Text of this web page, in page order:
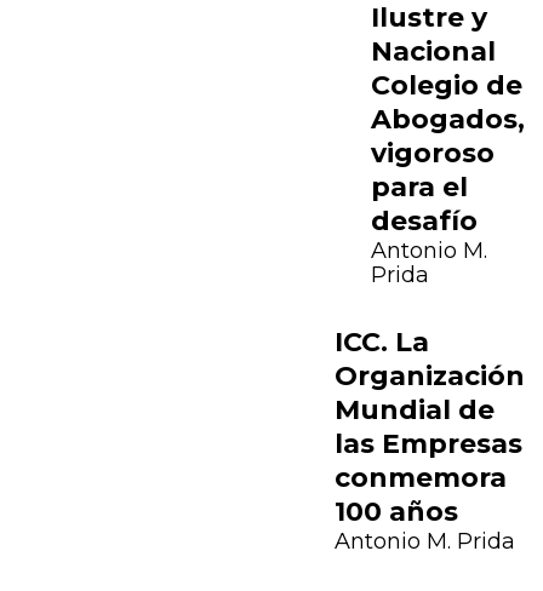
Ilustre y
Nacional
Colegio de
Abogados,
vigoroso
para el
desafío
Antonio M.
Prida
ICC. La
Organización
Mundial de
las Empresas
conmemora
100 años
Antonio M. Prida